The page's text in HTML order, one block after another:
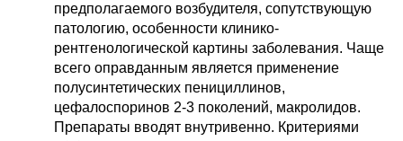
предполагаемого возбудителя, сопутствующую
патологию, особенности клинико-
рентгенологической картины заболевания. Чаще
всего оправданным является применение
полусинтетических пенициллинов,
цефалоспоринов 2-3 поколений, макролидов.
Препараты вводят внутривенно. Критериями